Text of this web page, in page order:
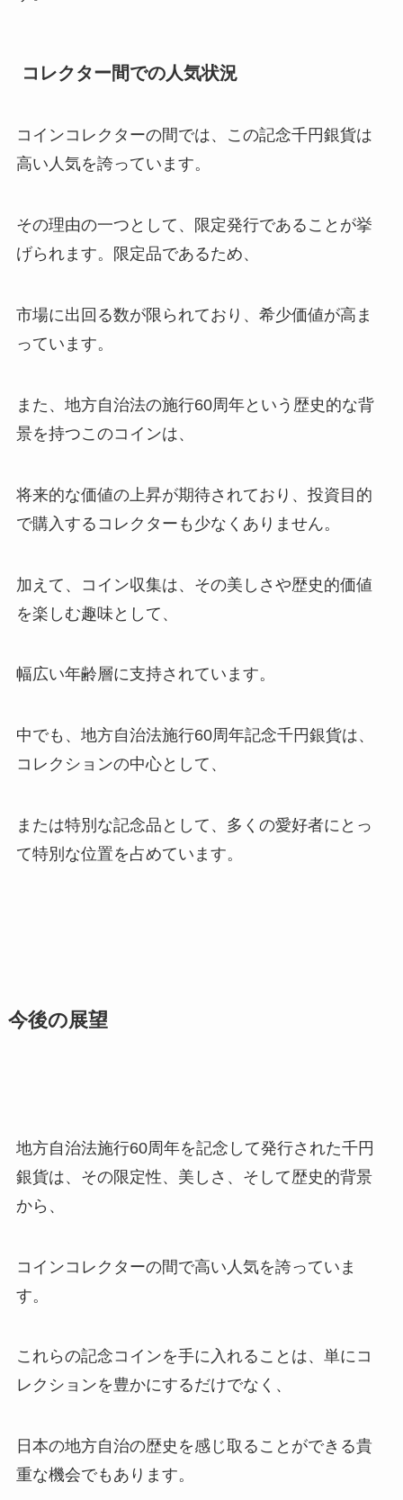
コレクター間での人気状況
コインコレクターの間では、この記念千円銀貨は
高い人気を誇っています。
その理由の一つとして、限定発行であることが挙
げられます。限定品であるため、
市場に出回る数が限られており、希少価値が高ま
っています。
また、地方自治法の施行60周年という歴史的な背
景を持つこのコインは、
将来的な価値の上昇が期待されており、投資目的
で購入するコレクターも少なくありません。
加えて、コイン収集は、その美しさや歴史的価値
を楽しむ趣味として、
幅広い年齢層に支持されています。
中でも、地方自治法施行60周年記念千円銀貨は、
コレクションの中心として、
または特別な記念品として、多くの愛好者にとっ
て特別な位置を占めています。
今後の展望
地方自治法施行60周年を記念して発行された千円
銀貨は、 その限定性、美しさ、そして歴史的背景
から、
コインコレクターの間で高い人気を誇っていま
す。
これらの記念コインを手に入れることは、単にコ
レクションを豊かにするだけでなく、
日本の地方自治の歴史を感じ取ることができる貴
重な機会でもあります。